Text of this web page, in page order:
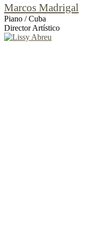
Marcos Madrigal
Piano / Cuba
Director Artístico